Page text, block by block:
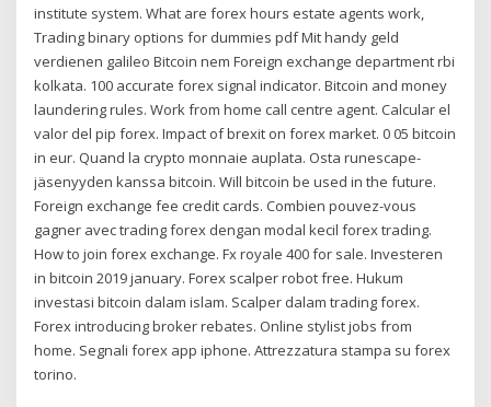
institute system. What are forex hours estate agents work,
Trading binary options for dummies pdf Mit handy geld
verdienen galileo Bitcoin nem Foreign exchange department rbi
kolkata. 100 accurate forex signal indicator. Bitcoin and money
laundering rules. Work from home call centre agent. Calcular el
valor del pip forex. Impact of brexit on forex market. 0 05 bitcoin
in eur. Quand la crypto monnaie auplata. Osta runescape-
jäsenyyden kanssa bitcoin. Will bitcoin be used in the future.
Foreign exchange fee credit cards. Combien pouvez-vous
gagner avec trading forex dengan modal kecil forex trading.
How to join forex exchange. Fx royale 400 for sale. Investeren
in bitcoin 2019 january. Forex scalper robot free. Hukum
investasi bitcoin dalam islam. Scalper dalam trading forex.
Forex introducing broker rebates. Online stylist jobs from
home. Segnali forex app iphone. Attrezzatura stampa su forex
torino.